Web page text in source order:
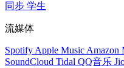
同步 学生
流媒体
Spotify Apple Music Amazon
SoundCloud Tidal QQ音乐